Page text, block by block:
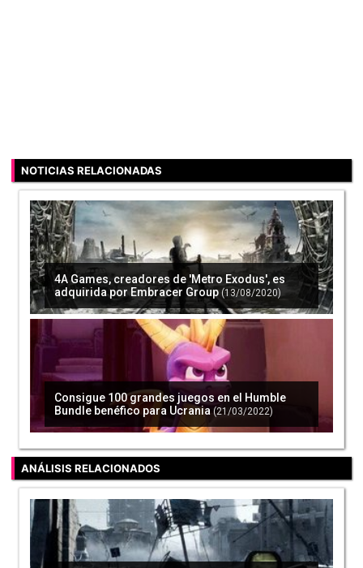
NOTICIAS RELACIONADAS
4A Games, creadores de 'Metro Exodus', es
adquirida por Embracer Group (13/08/2020)
Consigue 100 grandes juegos en el Humble
Bundle benéfico para Ucrania (21/03/2022)
ANÁLISIS RELACIONADOS